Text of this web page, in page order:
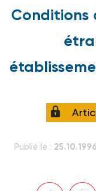
Conditions
Publié le : 25.10.1996